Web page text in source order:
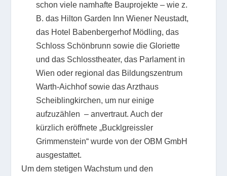
schon viele namhafte Bauprojekte – wie z.
B. das Hilton Garden Inn Wiener Neustadt,
das Hotel Babenbergerhof Mödling, das
Schloss Schönbrunn sowie die Gloriette
und das Schlosstheater, das Parlament in
Wien oder regional das Bildungszentrum
Warth-Aichhof sowie das Arzthaus
Scheiblingkirchen, um nur einige
aufzuzählen – anvertraut. Auch der
kürzlich eröffnete „Bucklgreissler
Grimmenstein“ wurde von der OBM GmbH
ausgestattet.
Um dem stetigen Wachstum und den